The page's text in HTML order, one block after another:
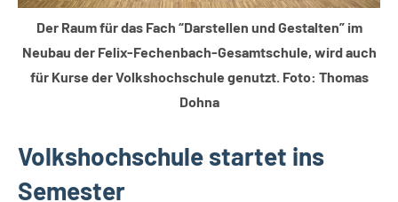
Der Raum für das Fach “Darstellen und Gestalten” im
Neubau der Felix-Fechenbach-Gesamtschule, wird auch
für Kurse der Volkshochschule genutzt. Foto: Thomas
Dohna
Volkshochschule startet ins
Semester